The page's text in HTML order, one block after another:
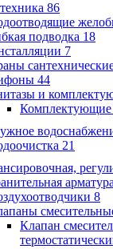
86
подводка 18
7
44
и
Комплектующие
21
арматура
8
Клапан